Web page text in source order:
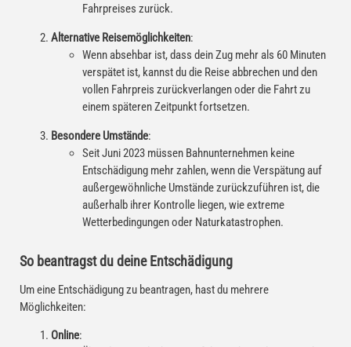
Fahrpreises zurück.
Alternative Reisemöglichkeiten:
Wenn absehbar ist, dass dein Zug mehr als 60 Minuten
verspätet ist, kannst du die Reise abbrechen und den
vollen Fahrpreis zurückverlangen oder die Fahrt zu
einem späteren Zeitpunkt fortsetzen.
Besondere Umstände:
Seit Juni 2023 müssen Bahnunternehmen keine
Entschädigung mehr zahlen, wenn die Verspätung auf
außergewöhnliche Umstände zurückzuführen ist, die
außerhalb ihrer Kontrolle liegen, wie extreme
Wetterbedingungen oder Naturkatastrophen.
So beantragst du deine Entschädigung
Um eine Entschädigung zu beantragen, hast du mehrere
Möglichkeiten:
Online: